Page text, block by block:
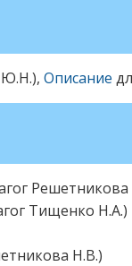
Ю.Н.), Описание
Решетникова
Тищенко Н.А.)
Н.В.)